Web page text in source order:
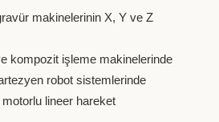
makinelerinin X, Y ve Z
kompozit işleme makinelerinde
robot sistemlerinde
lineer hareket